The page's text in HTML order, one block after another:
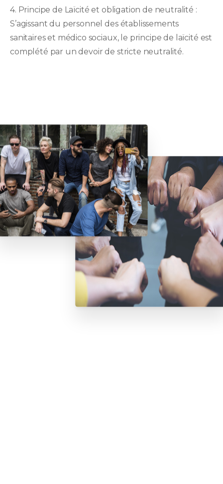
4. Principe de Laïcité et obligation de neutralité :
S’agissant du personnel des établissements
sanitaires et médico sociaux, le principe de laïcité est
complété par un devoir de stricte neutralité.